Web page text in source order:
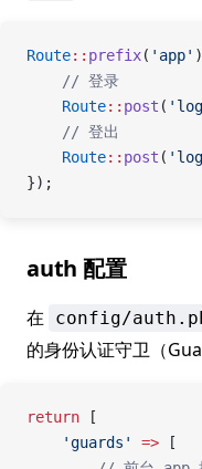
Route:: prefix( 'app' )
    // 登录
    Route
:: post (
    // 登出
    Route
:: post (
});
auth 配置
在 config/
的身份认证守卫（
return [
    'guards'
=> [